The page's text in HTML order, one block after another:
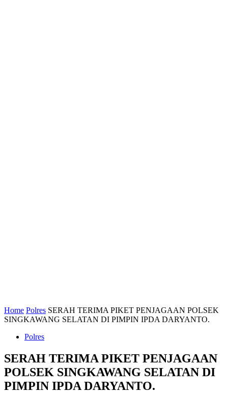
Home Polres SERAH TERIMA PIKET PENJAGAAN POLSEK
SINGKAWANG SELATAN DI PIMPIN IPDA DARYANTO.
Polres
SERAH TERIMA PIKET PENJAGAAN
POLSEK SINGKAWANG SELATAN DI
PIMPIN IPDA DARYANTO.